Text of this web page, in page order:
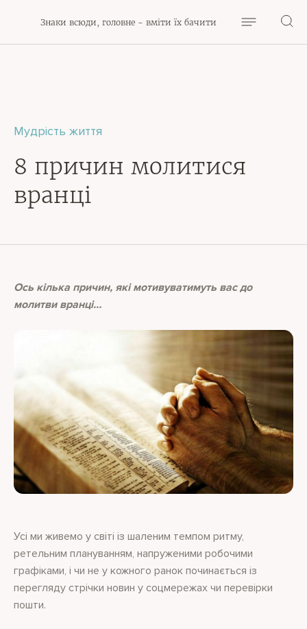
Знаки всюди, головне - вміти їх бачити
Мудрість життя
8 причин молитися
вранці
Ось кілька причин, які мотивуватимуть вас до
молитви вранці…
Усі ми живемо у світі із шаленим темпом ритму,
ретельним плануванням, напруженими робочими
графіками, і чи не у кожного ранок починається із
перегляду стрічки новин у соцмережах чи перевірки
пошти.